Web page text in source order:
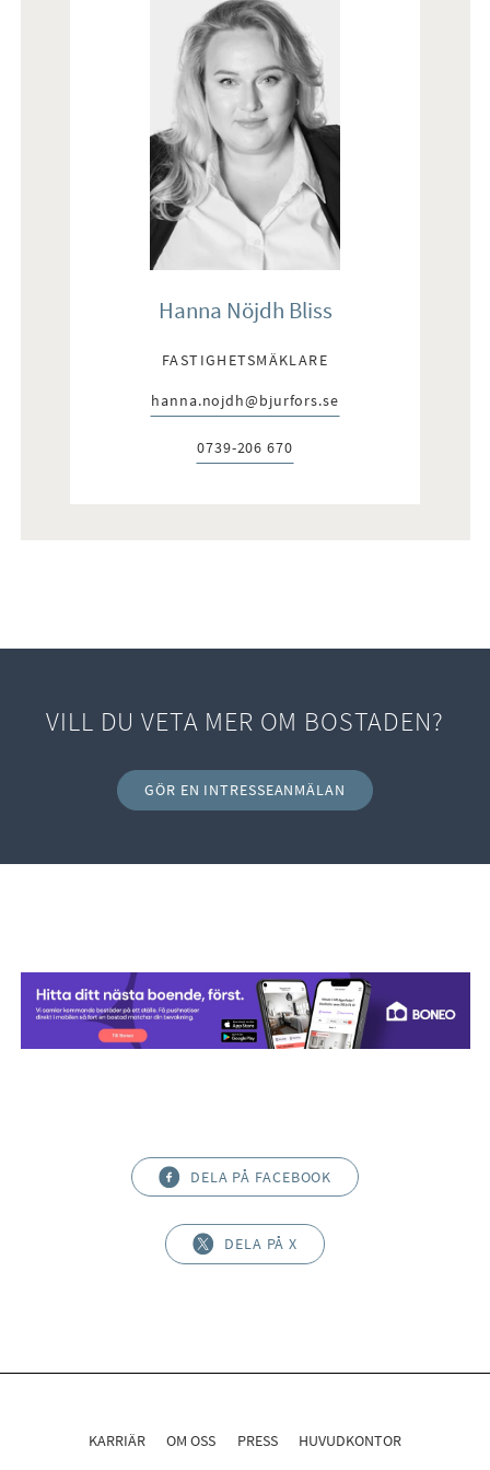
Hanna Nöjdh Bliss
FASTIGHETSMÄKLARE
E-post:
hanna.nojdh@bjurfors.se
Telefon:
0739-206 670
VILL DU VETA MER OM BOSTADEN?
GÖR EN INTRESSEANMÄLAN
DELA PÅ FACEBOOK
DELA PÅ X
KARRIÄR OM OSS PRESS HUVUDKONTOR